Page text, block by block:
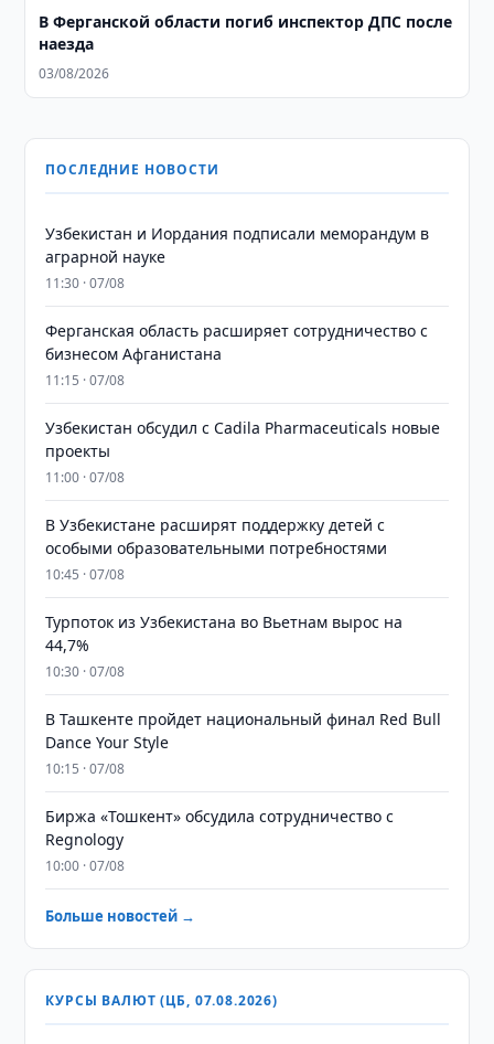
В Ферганской области погиб инспектор ДПС после
наезда
03/08/2026
ПОСЛЕДНИЕ НОВОСТИ
Узбекистан и Иордания подписали меморандум в
аграрной науке
11:30 · 07/08
Ферганская область расширяет сотрудничество с
бизнесом Афганистана
11:15 · 07/08
Узбекистан обсудил с Cadila Pharmaceuticals новые
проекты
11:00 · 07/08
В Узбекистане расширят поддержку детей с
особыми образовательными потребностями
10:45 · 07/08
Турпоток из Узбекистана во Вьетнам вырос на
44,7%
10:30 · 07/08
В Ташкенте пройдет национальный финал Red Bull
Dance Your Style
10:15 · 07/08
Биржа «Тошкент» обсудила сотрудничество с
Regnology
10:00 · 07/08
Больше новостей →
КУРСЫ ВАЛЮТ (ЦБ, 07.08.2026)